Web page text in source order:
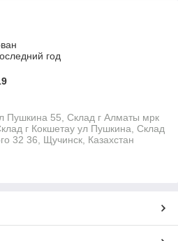
год
Пушкина 55, Склад г Алматы мрк
г Кокшетау ул Пушкина, Склад
32 36, Щучинск, Казахстан